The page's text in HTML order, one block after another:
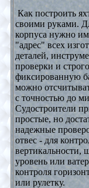
Как построить
своими руками.
корпуса нужно
"адрес" всех
деталей,
проверки и строго
фиксированную базу,
можно
с точностью до
Судостроители
простые, но
надежные проверочные
отвес - для
вертикальности,
уровень или ватерпас - для
контроля
или рулетку.